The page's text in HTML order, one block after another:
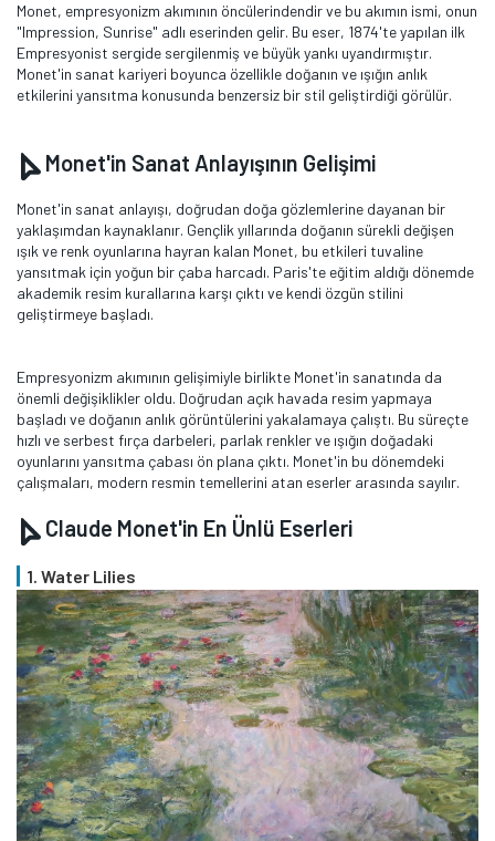
Monet, empresyonizm akımının öncülerindendir ve bu akımın ismi, onun
"Impression, Sunrise" adlı eserinden gelir. Bu eser, 1874'te yapılan ilk
Empresyonist sergide sergilenmiş ve büyük yankı uyandırmıştır.
Monet'in sanat kariyeri boyunca özellikle doğanın ve ışığın anlık
etkilerini yansıtma konusunda benzersiz bir stil geliştirdiği görülür.
Monet'in Sanat Anlayışının Gelişimi
Monet'in sanat anlayışı, doğrudan doğa gözlemlerine dayanan bir
yaklaşımdan kaynaklanır. Gençlik yıllarında doğanın sürekli değişen
ışık ve renk oyunlarına hayran kalan Monet, bu etkileri tuvaline
yansıtmak için yoğun bir çaba harcadı. Paris'te eğitim aldığı dönemde
akademik resim kurallarına karşı çıktı ve kendi özgün stilini
geliştirmeye başladı.
Empresyonizm akımının gelişimiyle birlikte Monet'in sanatında da
önemli değişiklikler oldu. Doğrudan açık havada resim yapmaya
başladı ve doğanın anlık görüntülerini yakalamaya çalıştı. Bu süreçte
hızlı ve serbest fırça darbeleri, parlak renkler ve ışığın doğadaki
oyunlarını yansıtma çabası ön plana çıktı. Monet'in bu dönemdeki
çalışmaları, modern resmin temellerini atan eserler arasında sayılır.
Claude Monet'in En Ünlü Eserleri
1. Water Lilies